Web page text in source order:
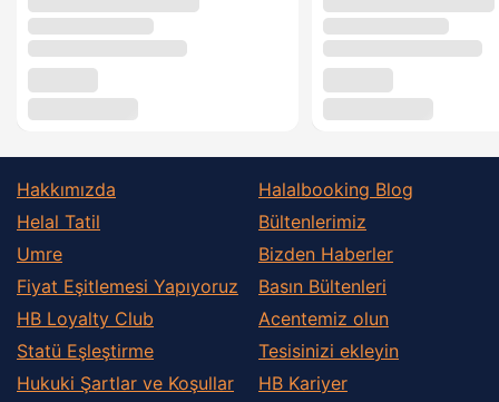
Hakkımızda
Helal Tatil
Umre
Fiyat Eşitlemesi Yapıyoruz
HB Loyalty Club
Statü Eşleştirme
Hukuki Şartlar ve Koşullar
Halalbooking Blog
Bültenlerimiz
Bizden Haberler
Basın Bültenleri
Acentemiz olun
Tesisinizi ekleyin
HB Kariyer